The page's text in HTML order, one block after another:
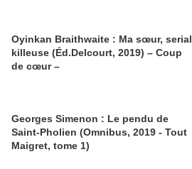
Oyinkan Braithwaite : Ma sœur, serial
killeuse (Éd.Delcourt, 2019) – Coup
de cœur –
Georges Simenon : Le pendu de
Saint-Pholien (Omnibus, 2019 - Tout
Maigret, tome 1)